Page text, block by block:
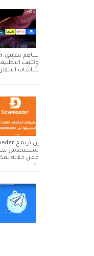
وتثبيت
شاشات
فمن خلاله
لم...